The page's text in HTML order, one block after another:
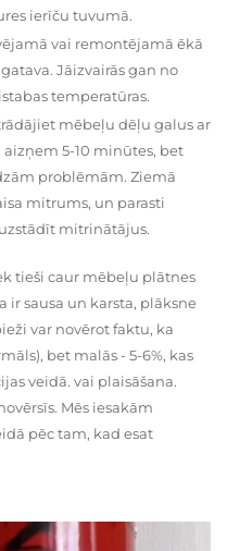
ierīču tuvumā.
vai remontējamā ēkā
Jāizvairās gan no
temperatūras.
mēbeļu dēļu galus ar
aizņem 5-10 minūtes, bet
problēmām. Ziemā
mitrums, un parasti
mitrinātājus.
tieši caur mēbeļu plātnes
ir sausa un karsta, plāksne
var novērot faktu, ka
bet malās - 5-6%, kas
veidā. vai plaisāšana.
Mēs iesakām
pēc tam, kad esat